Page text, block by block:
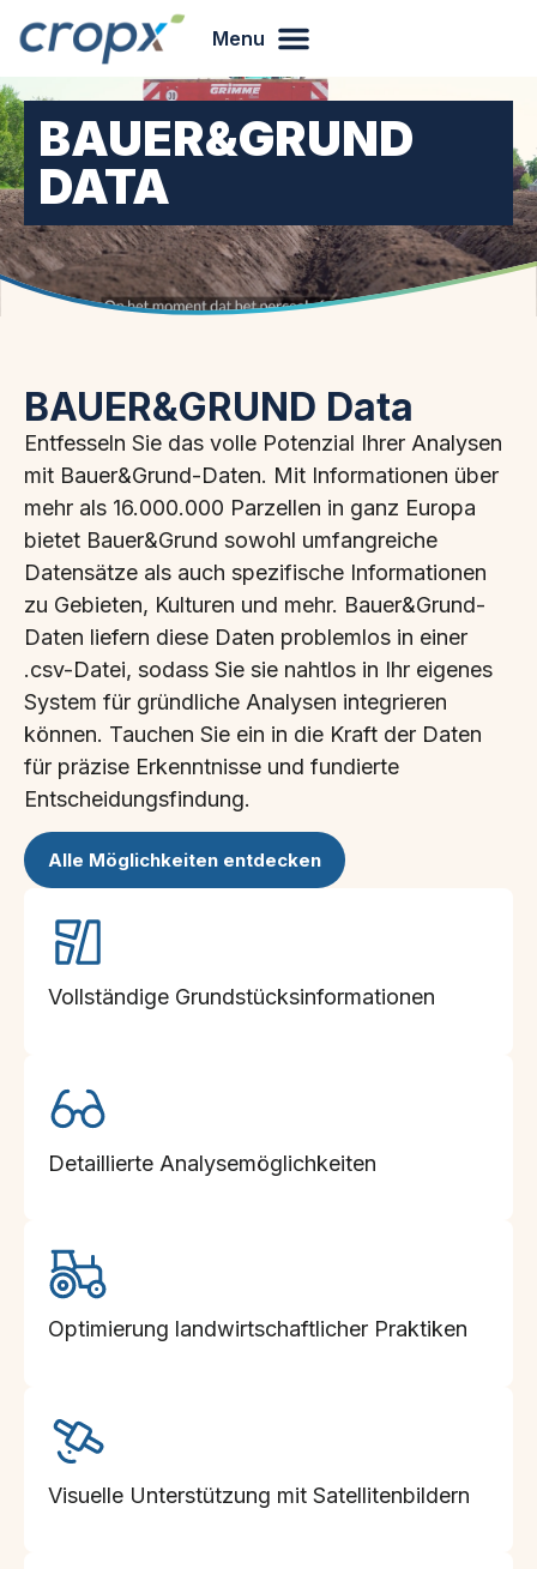
Menu
BAUER&GRUND
DATA
BAUER&GRUND Data
Entfesseln Sie das volle Potenzial Ihrer Analysen
mit Bauer&Grund-Daten. Mit Informationen über
mehr als 16.000.000 Parzellen in ganz Europa
bietet Bauer&Grund sowohl umfangreiche
Datensätze als auch spezifische Informationen
zu Gebieten, Kulturen und mehr. Bauer&Grund-
Daten liefern diese Daten problemlos in einer
.csv-Datei, sodass Sie sie nahtlos in Ihr eigenes
System für gründliche Analysen integrieren
können. Tauchen Sie ein in die Kraft der Daten
für präzise Erkenntnisse und fundierte
Entscheidungsfindung.
Alle Möglichkeiten entdecken
Vollständige Grundstücksinformationen
Detaillierte Analysemöglichkeiten
Optimierung landwirtschaftlicher Praktiken
Visuelle Unterstützung mit Satellitenbildern